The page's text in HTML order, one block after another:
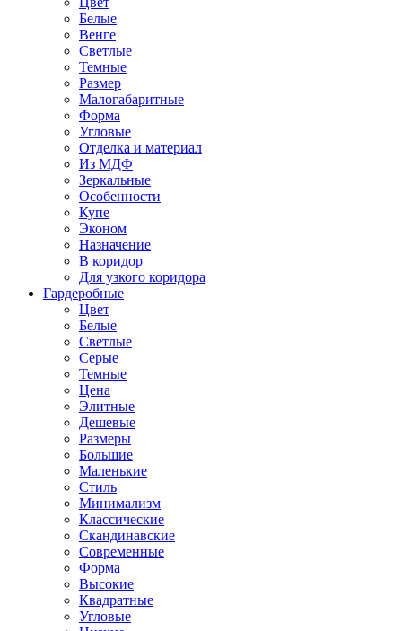
Белые
Венге
Светлые
Темные
Размер
Малогабаритные
Форма
Угловые
Отделка и материал
Из МДФ
Зеркальные
Особенности
Купе
Эконом
Назначение
В коридор
Для узкого коридора
Гардеробные
Цвет
Белые
Светлые
Серые
Темные
Цена
Элитные
Дешевые
Размеры
Большие
Маленькие
Стиль
Минимализм
Классические
Скандинавские
Современные
Форма
Высокие
Квадратные
Угловые